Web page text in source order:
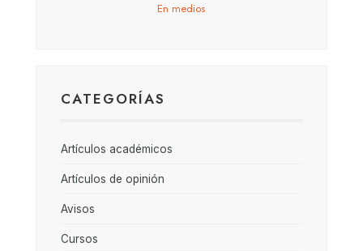
En medios
CATEGORÍAS
Artículos académicos
Artículos de opinión
Avisos
Cursos